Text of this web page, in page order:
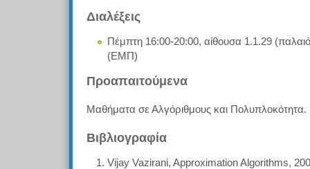
Διαλέξεις
Πέμπτη 16:00-20:00, αίθουσα 1.1.29
(ΕΜΠ)
Προαπαιτούμενα
Μαθήματα σε Αλγόριθμους και Πολυπλοκότητα.
Βιβλιογραφία
Vijay Vazirani, Approximation Algorithms,